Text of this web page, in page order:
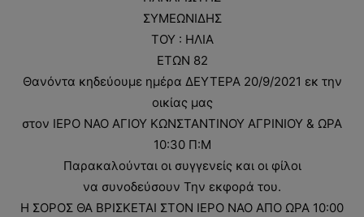
ΣΥΜΕΩΝΙΔΗΣ
ΤΟΥ : ΗΛΙΑ
ΕΤΩΝ 82
Θανόντα κηδεύουμε ημέρα ΔΕΥΤΕΡΑ 20/9/2021 εκ την
οικίας μας
στον ΙΕΡΟ ΝΑΟ ΑΓΙΟΥ ΚΩΝΣΤΑΝΤΙΝΟΥ ΑΓΡΙΝΙΟΥ & ΩΡΑ
10:30 Π:Μ
Παρακαλούνται οι συγγενείς και οι φίλοι
να συνοδεύσουν Την εκφορά του.
Η ΣΟΡΟΣ ΘΑ ΒΡΙΣΚΕΤΑΙ ΣΤΟΝ ΙΕΡΟ ΝΑΟ ΑΠΟ ΩΡΑ 10:00